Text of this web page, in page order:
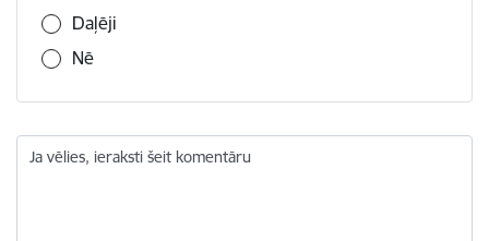
Daļēji
Nē
Ja vēlies, ieraksti šeit komentāru